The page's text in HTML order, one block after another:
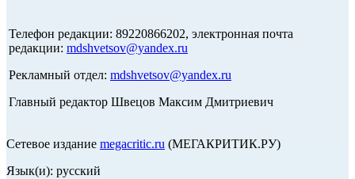
Телефон редакции: 89220866202, электронная почта
редакции: mdshvetsov@yandex.ru
Рекламный отдел: mdshvetsov@yandex.ru
Главный редактор Швецов Максим Дмитриевич
Сетевое издание megacritic.ru (МЕГАКРИТИК.РУ)
Язык(и): русский